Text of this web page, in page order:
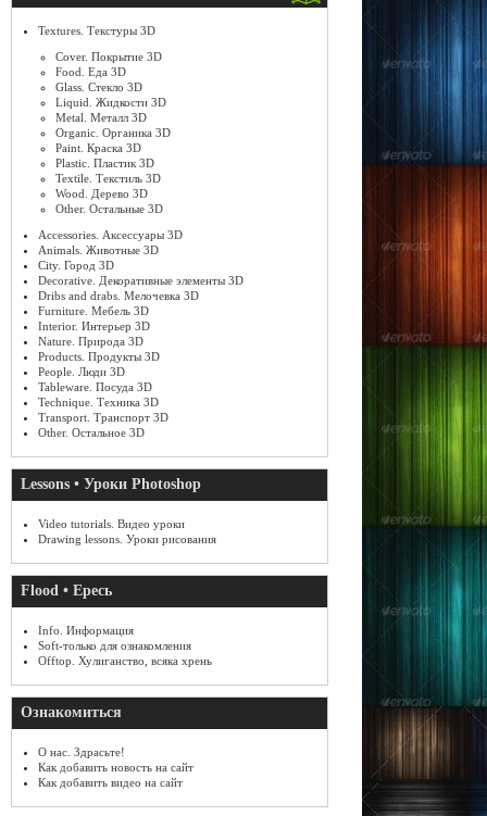
Textures. Текстуры 3D
Cover. Покрытие 3D
Food. Еда 3D
Glass. Стекло 3D
Liquid. Жидкости 3D
Metal. Металл 3D
Organic. Органика 3D
Paint. Краска 3D
Plastic. Пластик 3D
Textile. Текстиль 3D
Wood. Дерево 3D
Other. Остальные 3D
Accessories. Аксессуары 3D
Animals. Животные 3D
City. Город 3D
Decorative. Декоративные элементы 3D
Dribs and drabs. Мелочевка 3D
Furniture. Мебель 3D
Interior. Интерьер 3D
Nature. Природа 3D
Products. Продукты 3D
People. Люди 3D
Tableware. Посуда 3D
Technique. Техника 3D
Transport. Транспорт 3D
Other. Остальное 3D
Lessons • Уроки Photoshop
Video tutorials. Видео уроки
Drawing lessons. Уроки рисования
Flood • Ересь
Info. Информация
Soft-только для ознакомления
Offtop. Хулиганство, всяка хрень
Ознакомиться
О нас. Здрасьте!
Как добавить новость на сайт
Как добавить видео на сайт